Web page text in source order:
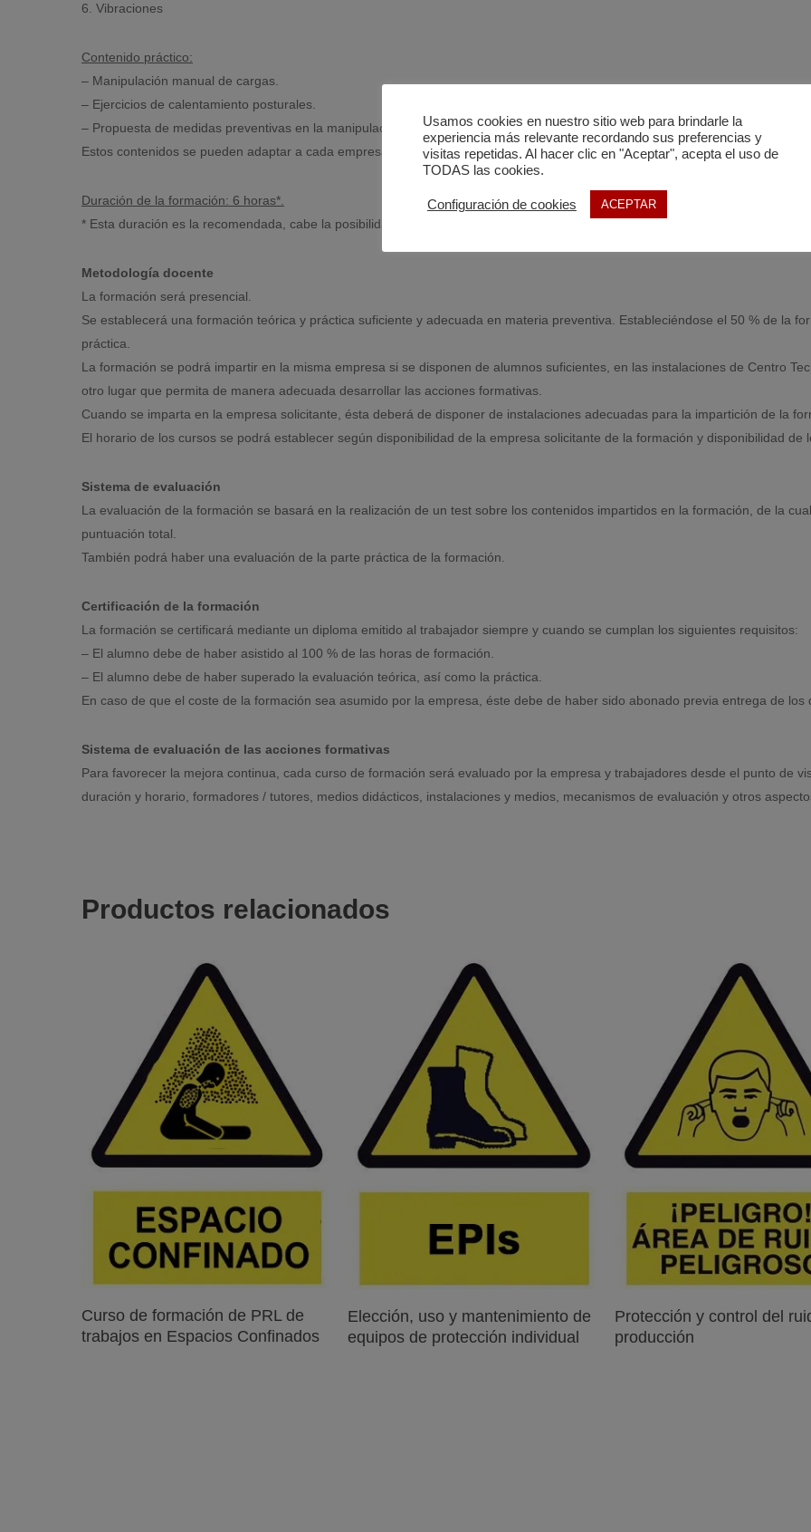
6. Vibraciones
Contenido práctico:
– Manipulación manual de cargas.
– Ejercicios de calentamiento posturales.
– Propuesta de medidas preventivas en la manipulación manual de cargas, posturas forzadas y movimientos repetitivos.
Estos contenidos se pueden adaptar a cada empresa según necesidades y casos concretos de sus puestos de trabajo.
Duración de la formación: 6 horas*.
* Esta duración es la recomendada, cabe la posibilidad de ampliar o reducir la duración de esta formación con el fin de
Metodología docente
La formación será presencial.
Se establecerá una formación teórica y práctica suficiente y adecuada en materia preventiva. Estableciéndose el 50 % de la
práctica.
La formación se podrá impartir en la misma empresa si se disponen de alumnos suficientes, en las instalaciones de Centro
otro lugar que permita de manera adecuada desarrollar las acciones formativas.
Cuando se imparta en la empresa solicitante, ésta deberá de disponer de instalaciones adecuadas para la impartición de la
El horario de los cursos se podrá establecer según disponibilidad de la empresa solicitante de la formación y disponibilidad de
Sistema de evaluación
La evaluación de la formación se basará en la realización de un test sobre los contenidos impartidos en la formación, de la
puntuación total.
También podrá haber una evaluación de la parte práctica de la formación.
Certificación de la formación
La formación se certificará mediante un diploma emitido al trabajador siempre y cuando se cumplan los siguientes requisitos:
– El alumno debe de haber asistido al 100 % de las horas de formación.
– El alumno debe de haber superado la evaluación teórica, así como la práctica.
En caso de que el coste de la formación sea asumido por la empresa, éste debe de haber sido abonado previa entrega de los
Sistema de evaluación de las acciones formativas
Para favorecer la mejora continua, cada curso de formación será evaluado por la empresa y trabajadores desde el punto de
duración y horario, formadores / tutores, medios didácticos, instalaciones y medios, mecanismos de evaluación y otros
Productos relacionados
Leer Más
Curso de formación de PRL de
trabajos en Espacios Confinados
Elección, uso y mantenimiento de
equipos de protección individual
Protección y control del
producción
Usamos cookies en nuestro sitio web para brindarle la
experiencia más relevante recordando sus preferencias y
visitas repetidas. Al hacer clic en "Aceptar", acepta el uso de
TODAS las cookies.
Configuración de cookies ACEPTAR